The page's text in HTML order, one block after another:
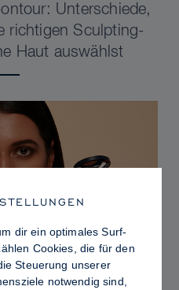
Unterschiede,
richtigen Sculpting-
Haut auswählst
dir ein optimales Surf-
Cookies, die für den
Steuerung unserer
notwendig sind,